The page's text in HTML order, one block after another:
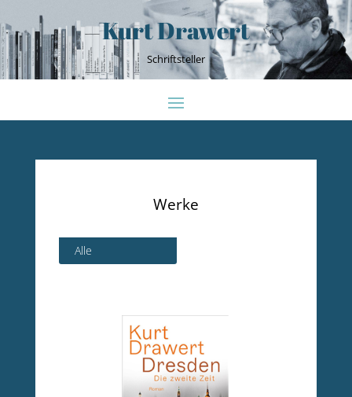
Kurt Drawert
Schriftsteller
Werke
Alle